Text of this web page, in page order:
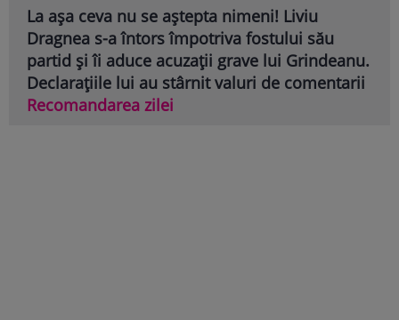
La așa ceva nu se aștepta nimeni! Liviu
Dragnea s-a întors împotriva fostului său
partid și îi aduce acuzații grave lui Grindeanu.
Declarațiile lui au stârnit valuri de comentarii
Recomandarea zilei